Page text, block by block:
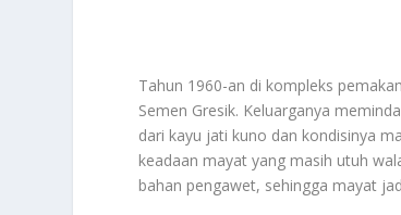
Tahun 1960-an di kompleks
Semen Gresik. Keluarganya
dari kayu jati kuno dan kondisinya
keadaan mayat yang masih utuh
bahan pengawet, sehingga mayat